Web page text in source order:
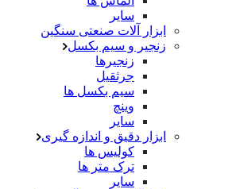
سایر
ابزار آلات صنعتی سنگین
زنجیر و سیم بکسل
زنجیرها
جرثقیل
سیم بکسل ها
وینچ
سایر
ابزار دقیق و اندازه گیری
کولیس ها
ترک متر ها
سایر